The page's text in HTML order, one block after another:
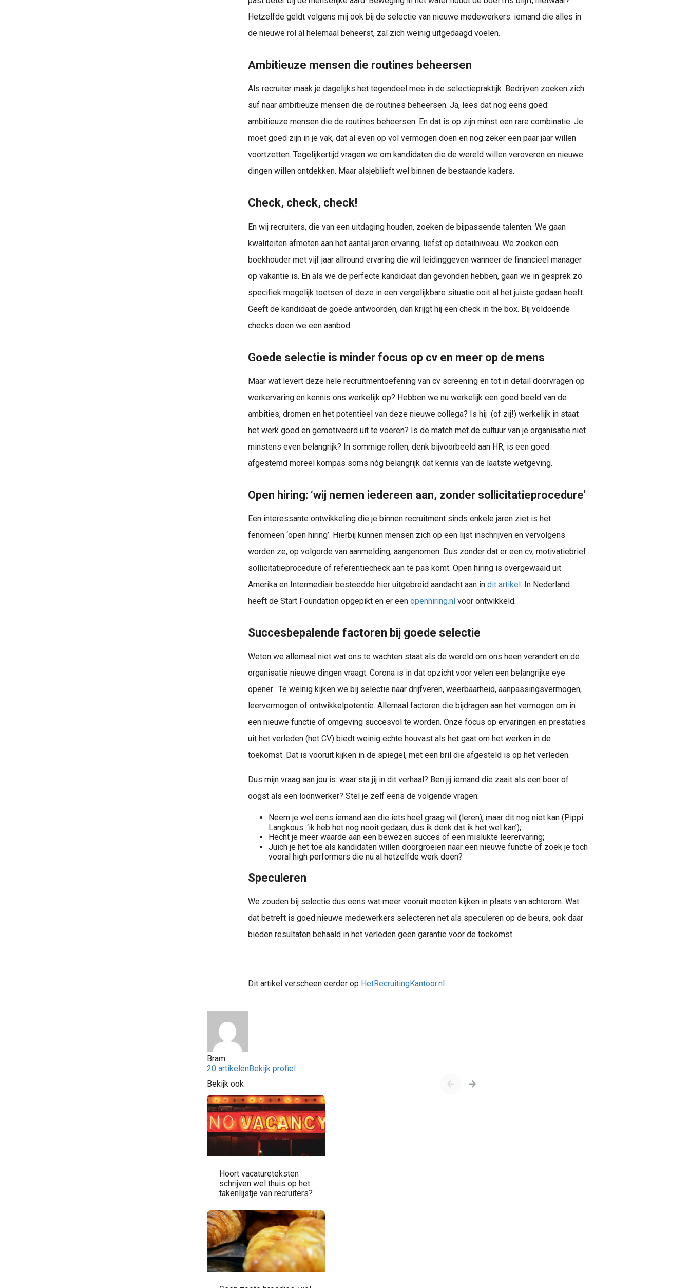
Hetzelfde geldt volgens mij ook bij de selectie van nieuwe medewerkers: iemand die alles in
de nieuwe rol al helemaal beheerst, zal zich weinig uitgedaagd voelen.
Ambitieuze mensen die routines beheersen
Als recruiter maak je dagelijks het tegendeel mee in de selectiepraktijk. Bedrijven zoeken zich
suf naar ambitieuze mensen die de routines beheersen. Ja, lees dat nog eens goed:
ambitieuze mensen die de routines beheersen. En dat is op zijn minst een rare combinatie. Je
moet goed zijn in je vak, dat al even op vol vermogen doen en nog zeker een paar jaar willen
voortzetten. Tegelijkertijd vragen we om kandidaten die de wereld willen veroveren en nieuwe
dingen willen ontdekken. Maar alsjeblieft wel binnen de bestaande kaders.
Check, check, check!
En wij recruiters, die van een uitdaging houden, zoeken de bijpassende talenten. We gaan
kwaliteiten afmeten aan het aantal jaren ervaring, liefst op detailniveau. We zoeken een
boekhouder met vijf jaar allround ervaring die wil leidinggeven wanneer de financieel manager
op vakantie is. En als we de perfecte kandidaat dan gevonden hebben, gaan we in gesprek zo
specifiek mogelijk toetsen of deze in een vergelijkbare situatie ooit al het juiste gedaan heeft.
Geeft de kandidaat de goede antwoorden, dan krijgt hij een check in the box. Bij voldoende
checks doen we een aanbod.
Goede selectie is minder focus op cv en meer op de mens
Maar wat levert deze hele recruitmentoefening van cv screening en tot in detail doorvragen op
werkervaring en kennis ons werkelijk op? Hebben we nu werkelijk een goed beeld van de
ambities, dromen en het potentieel van deze nieuwe collega? Is hij (of zij!) werkelijk in staat
het werk goed en gemotiveerd uit te voeren? Is de match met de cultuur van je organisatie niet
minstens even belangrijk? In sommige rollen, denk bijvoorbeeld aan HR, is een goed
afgestemd moreel kompas soms nóg belangrijk dat kennis van de laatste wetgeving.
Open hiring: ‘wij nemen iedereen aan, zonder sollicitatieprocedure’
Een interessante ontwikkeling die je binnen recruitment sinds enkele jaren ziet is het
fenomeen ‘open hiring’. Hierbij kunnen mensen zich op een lijst inschrijven en vervolgens
worden ze, op volgorde van aanmelding, aangenomen. Dus zonder dat er een cv, motivatiebrief
sollicitatieprocedure of referentiecheck aan te pas komt. Open hiring is overgewaaid uit
Amerika en Intermediair besteedde hier uitgebreid aandacht aan in dit artikel. In Nederland
heeft de Start Foundation opgepikt en er een openhiring.nl voor ontwikkeld.
Succesbepalende factoren bij goede selectie
Weten we allemaal niet wat ons te wachten staat als de wereld om ons heen verandert en de
organisatie nieuwe dingen vraagt. Corona is in dat opzicht voor velen een belangrijke eye
opener. Te weinig kijken we bij selectie naar drijfveren, weerbaarheid, aanpassingsvermogen,
leervermogen of ontwikkelpotentie. Allemaal factoren die bijdragen aan het vermogen om in
een nieuwe functie of omgeving succesvol te worden. Onze focus op ervaringen en prestaties
uit het verleden (het CV) biedt weinig echte houvast als het gaat om het werken in de
toekomst. Dat is vooruit kijken in de spiegel, met een bril die afgesteld is op het verleden.
Dus mijn vraag aan jou is: waar sta jij in dit verhaal? Ben jij iemand die zaait als een boer of
oogst als een loonwerker? Stel je zelf eens de volgende vragen:
Neem je wel eens iemand aan die iets heel graag wil (leren), maar dit nog niet kan (Pippi
Langkous: ‘ik heb het nog nooit gedaan, dus ik denk dat ik het wel kan’);
Hecht je meer waarde aan een bewezen succes of een mislukte leerervaring;
Juich je het toe als kandidaten willen doorgroeien naar een nieuwe functie of zoek je toch
vooral high performers die nu al hetzelfde werk doen?
Speculeren
We zouden bij selectie dus eens wat meer vooruit moeten kijken in plaats van achterom. Wat
dat betreft is goed nieuwe medewerkers selecteren net als speculeren op de beurs, ook daar
bieden resultaten behaald in het verleden geen garantie voor de toekomst.
Dit artikel verscheen eerder op HetRecruitingKantoor.nl
Bram
20 artikelenBekijk profiel
Bekijk ook
Hoort vacatureteksten
schrijven wel thuis op het
takenlijstje van recruiters?